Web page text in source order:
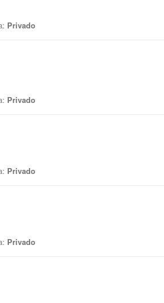
Privado
Privado
Privado
Privado